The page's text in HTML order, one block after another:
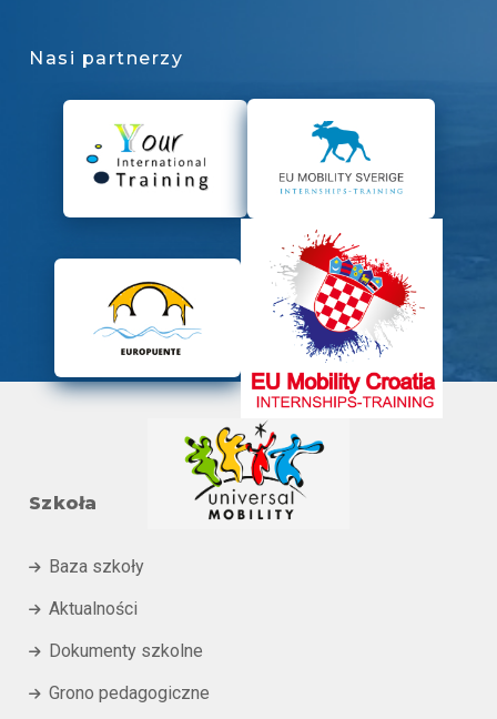
Nasi partnerzy
Szkoła
 Baza szkoły
 Aktualności
 Dokumenty szkolne
 Grono pedagogiczne